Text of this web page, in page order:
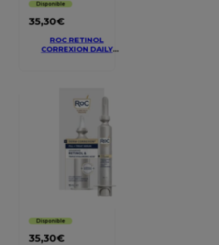
Disponible
35,30€
ROC RETINOL
CORREXION DAILY
Disponible
35,30€